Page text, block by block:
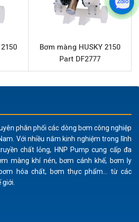
dược phẩm.
Là bơm màng khí nén, sản phẩm
tưởng cho môi trường dễ cháy nổ
dầu.
chuyển chất lỏng:Với màng và bi
bơm có khả năng xử lý hiệu quả
nhớt trung bình, dầu, mỡ, dung
hay hư hại.
và tiết kiệm chi phí:Thiết kế bơm
khô mà không hỏng, khả năng
chuyển động, giúp giảm thiểu
tuổi thọ sản phẩm.
nhanh chóng, liên tục, đáp ứng
Bơm màng HUSKY 2150
Part DF2777
phân phối các dòng bơm công nghiệp
Với nhiều năm kinh nghiệm trong lĩnh
chất lỏng, HNP Pump cung cấp đa
màng khí nén, bơm cánh khế, bơm ly
hóa chất, bơm thực phẩm... từ các
giới.